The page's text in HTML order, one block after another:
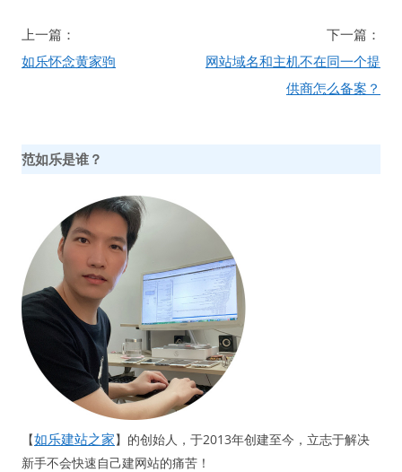
文
章
上一篇：
如乐怀念黄家驹
下一篇：
网站域名和主机不在同一个提
供商怎么备案？
范如乐是谁？
【如乐建站之家】的创始人，于2013年创建至今，立志于解决
新手不会快速自己建网站的痛苦！